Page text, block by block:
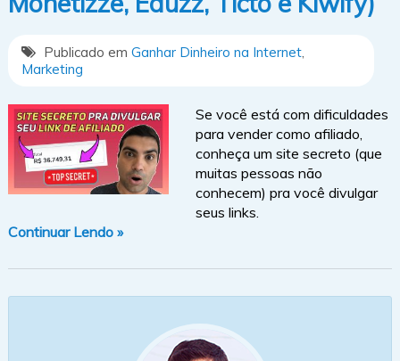
Publicado em Ganhar Dinheiro na Internet,
Marketing
Se você está com dificuldades
para vender como afiliado,
conheça um site secreto (que
muitas pessoas não
conhecem) pra você divulgar
seus links.
Continuar Lendo »